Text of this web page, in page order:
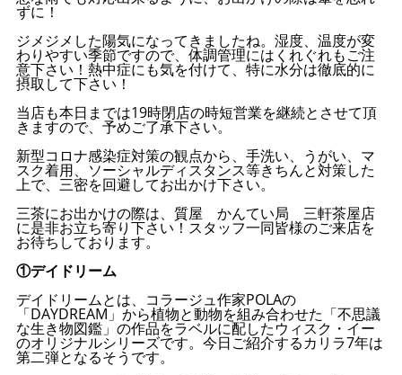
ずに！
ジメジメした陽気になってきましたね。湿度、温度が変
わりやすい季節ですので、体調管理にはくれぐれもご注
意下さい！熱中症にも気を付けて、特に水分は徹底的に
摂取して下さい！
当店も本日までは19時閉店の時短営業を継続とさせて頂
きますので、予めご了承下さい。
新型コロナ感染症対策の観点から、手洗い、うがい、マ
スク着用、ソーシャルディスタンス等きちんと対策した
上で、三密を回避してお出かけ下さい。
三茶にお出かけの際は、質屋 かんてい局 三軒茶屋店
に是非お立ち寄り下さい！スタッフ一同皆様のご来店を
お待ちしております。
①デイドリーム
デイドリームとは、コラージュ作家POLAの
「DAYDREAM」から植物と動物を組み合わせた「不思議
な生き物図鑑」の作品をラベルに配したウィスク・イー
のオリジナルシリーズです。今日ご紹介するカリラ7年は
第二弾となるそうです。